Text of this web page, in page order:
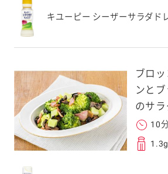
キユーピー シーザーサラダド
ブロ
ンと
のサラ
10
1.3g